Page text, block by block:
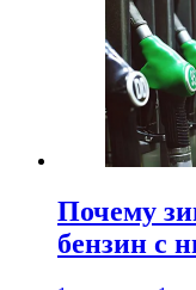
Почему
бензин с